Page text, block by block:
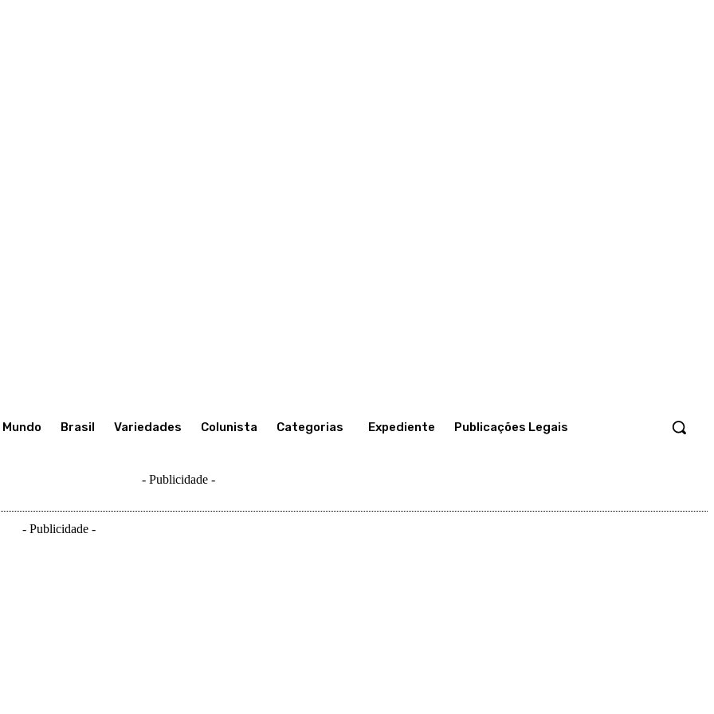
Mundo Brasil Variedades Colunista Categorias Expediente Publicações Legais
- Publicidade -
- Publicidade -